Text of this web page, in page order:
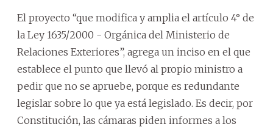
El proyecto “que modifica y amplia el artículo 4° de
la Ley 1635/2000 - Orgánica del Ministerio de
Relaciones Exteriores”, agrega un inciso en el que
establece el punto que llevó al propio ministro a
pedir que no se apruebe, porque es redundante
legislar sobre lo que ya está legislado. Es decir, por
Constitución, las cámaras piden informes a los